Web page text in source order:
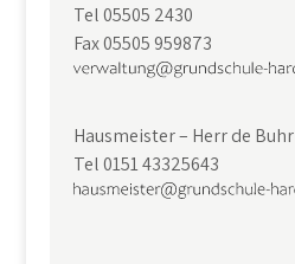
Tel 05505 2430
Fax 05505 959873
Hausmeister – Herr de Buhr
Tel 0151 43325643